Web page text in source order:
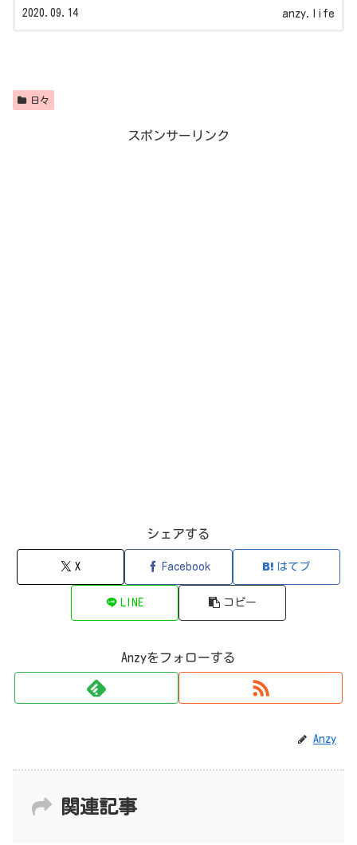
anzy.life
2020.09.14
日々
スポンサーリンク
シェアする
X Facebook はてブ
LINE コピー
Anzyをフォローする
Anzy
関連記事